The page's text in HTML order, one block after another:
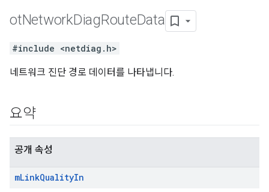
otNetworkDiagRouteData
#include <netdiag.h>
네트워크 진단 경로 데이터를 나타냅니다.
요약
공개 속성
mLinkQualityIn